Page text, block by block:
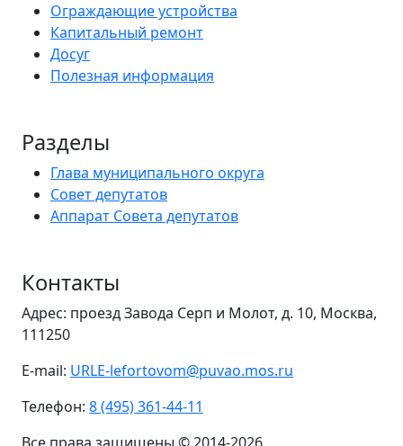
Ограждающие устройства
Капитальный ремонт
Досуг
Полезная информация
Разделы
Глава муниципального округа
Совет депутатов
Аппарат Совета депутатов
Контакты
Адрес: проезд Завода Серп и Молот, д. 10, Москва,
111250
E-mail: URLE-lefortovom@puvao.mos.ru
Телефон: 8 (495) 361-44-11